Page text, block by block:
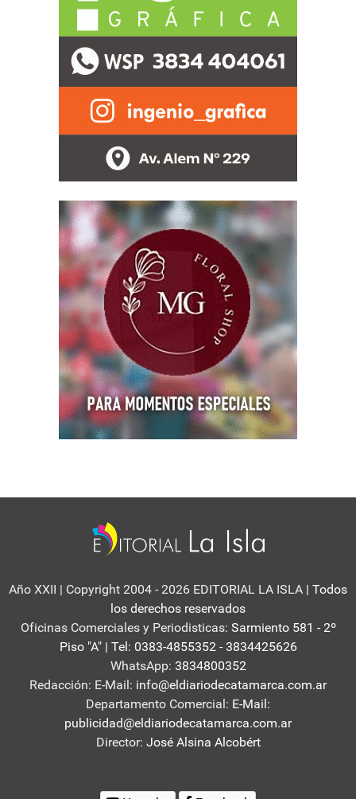
Año XXII | Copyright 2004 - 2026 EDITORIAL LA ISLA | Todos
los derechos reservados
Oficinas Comerciales y Periodisticas: Sarmiento 581 - 2º
Piso "A" | Tel: 0383-4855352 - 3834425626
WhatsApp: 3834800352
Redacción: E-Mail: info@eldiariodecatamarca.com.ar
Departamento Comercial: E-Mail:
publicidad@eldiariodecatamarca.com.ar
Director: José Alsina Alcobért